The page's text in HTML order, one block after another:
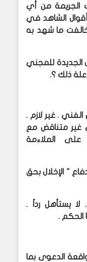
الجريمة من أي
الشاهد في
ما شهد به
الجديدة للمجني
ذلك ؟.
. غير لازم .
غير متناقض مع
على الملاءمة
" الإخلال بحق
يستأهل رداً .
الحكم .
الدعوى بما